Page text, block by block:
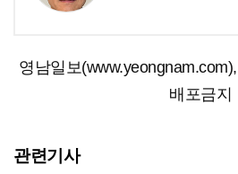
영남일보
배포금지
관련기사